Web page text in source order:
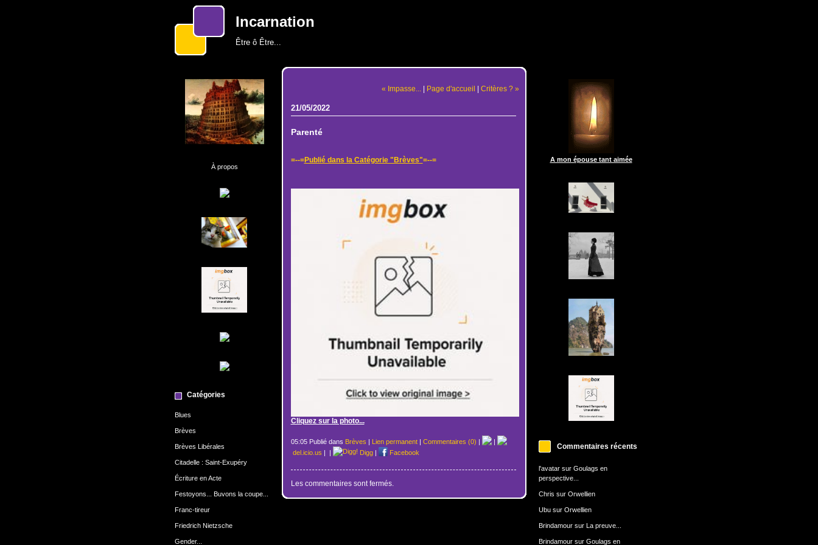
Incarnation
Être ô Être...
À propos
Catégories
Blues
Brèves
Brèves Libérales
Citadelle : Saint-Exupéry
Écriture en Acte
Festoyons... Buvons la coupe...
Franc-tireur
Friedrich Nietzsche
Gender...
A mon épouse tant aimée
Commentaires récents
l'avatarsur Goulags en
perspective...
Chris sur Orwellien
Ubusur Orwellien
Brindamoursur La preuve...
Brindamoursur Goulags en
« Impasse... | Page d'accueil | Critères ? »
21/05/2022
Parenté
=--=Publié dans la Catégorie "Brèves"=--=
Cliquez sur la photo...
05:05 Publié dans Brèves | Lien permanent| Commentaires (0) |
|
del.icio.us | | Digg| Facebook
Les commentaires sont fermés.